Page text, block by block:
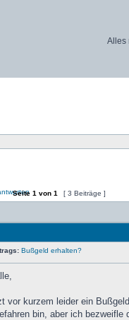
Alles
Seite 1 von 1 [ 3 Beiträge ]
Bußgeld erhalten?
vor kurzem leider ein
bin, aber ich bezweifle